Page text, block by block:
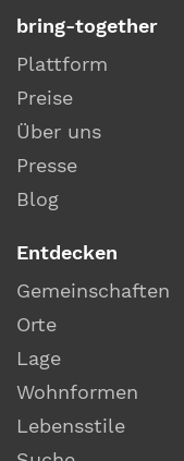
bring-together
Plattform
Preise
Über uns
Presse
Blog
Entdecken
Gemeinschaften
Orte
Lage
Wohnformen
Lebensstile